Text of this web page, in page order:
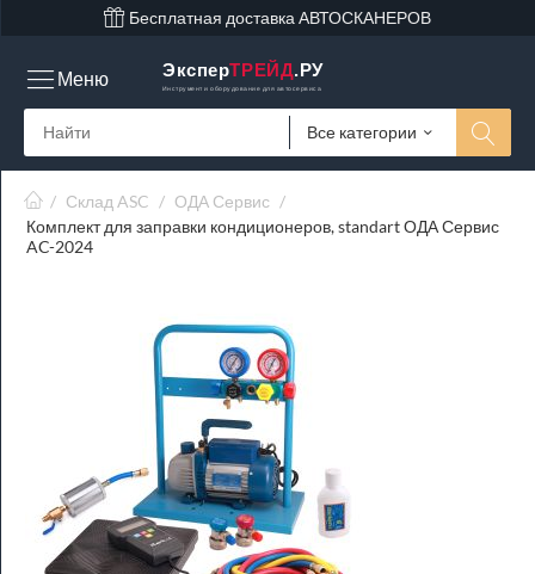
Бесплатная доставка АВТОСКАНЕРОВ
ЭксперТРЕЙД.РУ
Инструмент и оборудование для автосервиса
Все категории
Меню
/ Склад ASC / ОДА Сервис /
Комплект для заправки кондиционеров, standart ОДА Сервис
AC-2024